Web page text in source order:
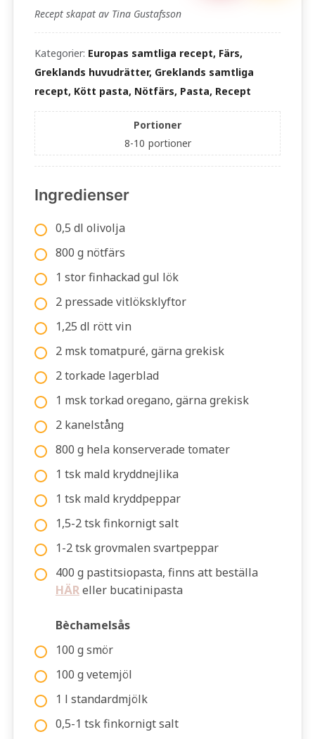
Recept skapat av Tina Gustafsson
Kategorier: Europas samtliga recept, Färs,
Greklands huvudrätter, Greklands samtliga
recept, Kött pasta, Nötfärs, Pasta, Recept
Portioner
8-10 portioner
Ingredienser
0,5 dl olivolja
800 g nötfärs
1 stor finhackad gul lök
2 pressade vitlöksklyftor
1,25 dl rött vin
2 msk tomatpuré, gärna grekisk
2 torkade lagerblad
1 msk torkad oregano, gärna grekisk
2 kanelstång
800 g hela konserverade tomater
1 tsk mald kryddnejlika
1 tsk mald kryddpeppar
1,5-2 tsk finkornigt salt
1-2 tsk grovmalen svartpeppar
400 g pastitsiopasta, finns att beställa
HÄReller bucatinipasta
Bèchamelsås
100 g smör
100 g vetemjöl
1 l standardmjölk
0,5-1 tsk finkornigt salt